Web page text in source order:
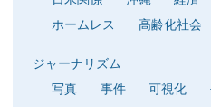
ホームレス
高齢化社会
ジャーナリズム
写真
事件 可視化